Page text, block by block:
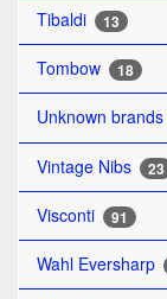
Tibaldi 13
Tombow 18
Unknown brands
Vintage Nibs 23
Visconti 91
Wahl Eversharp